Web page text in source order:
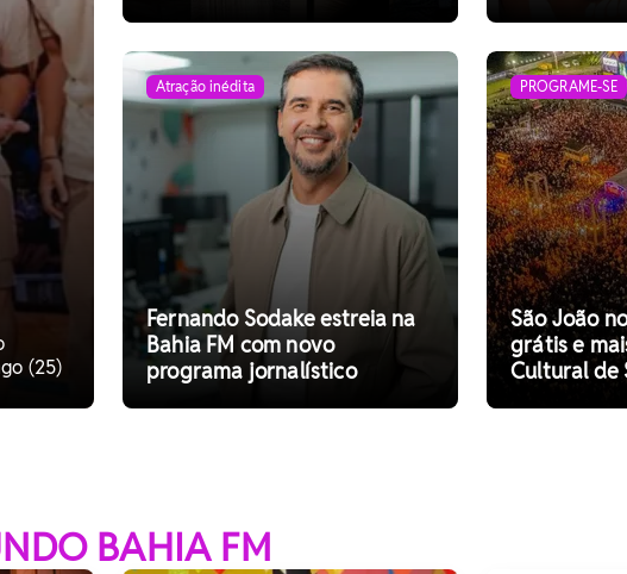
(25)
Atração inédita
Fernando Sodake estreia na
Bahia FM com novo
programa jornalístico
PROGRAME-SE
São João
grátis e
Cultural de
BAHIA FM